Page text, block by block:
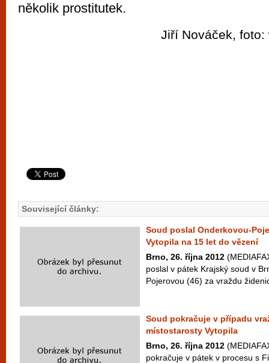
několik prostitutek.
Jiří Nováček, foto:
Související články:
Soud poslal Onderkovou-
Vytopila na 15 let do vězení
Brno, 26. října 2012
poslal v pátek Krajský soud v
Pojerovou (46) za vraždu
Soud pokračuje v případu
místostarosty Vytopila
Brno, 26. října 2012
pokračuje v pátek v procesu s